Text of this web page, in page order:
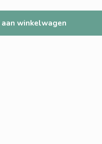
winkelwagen